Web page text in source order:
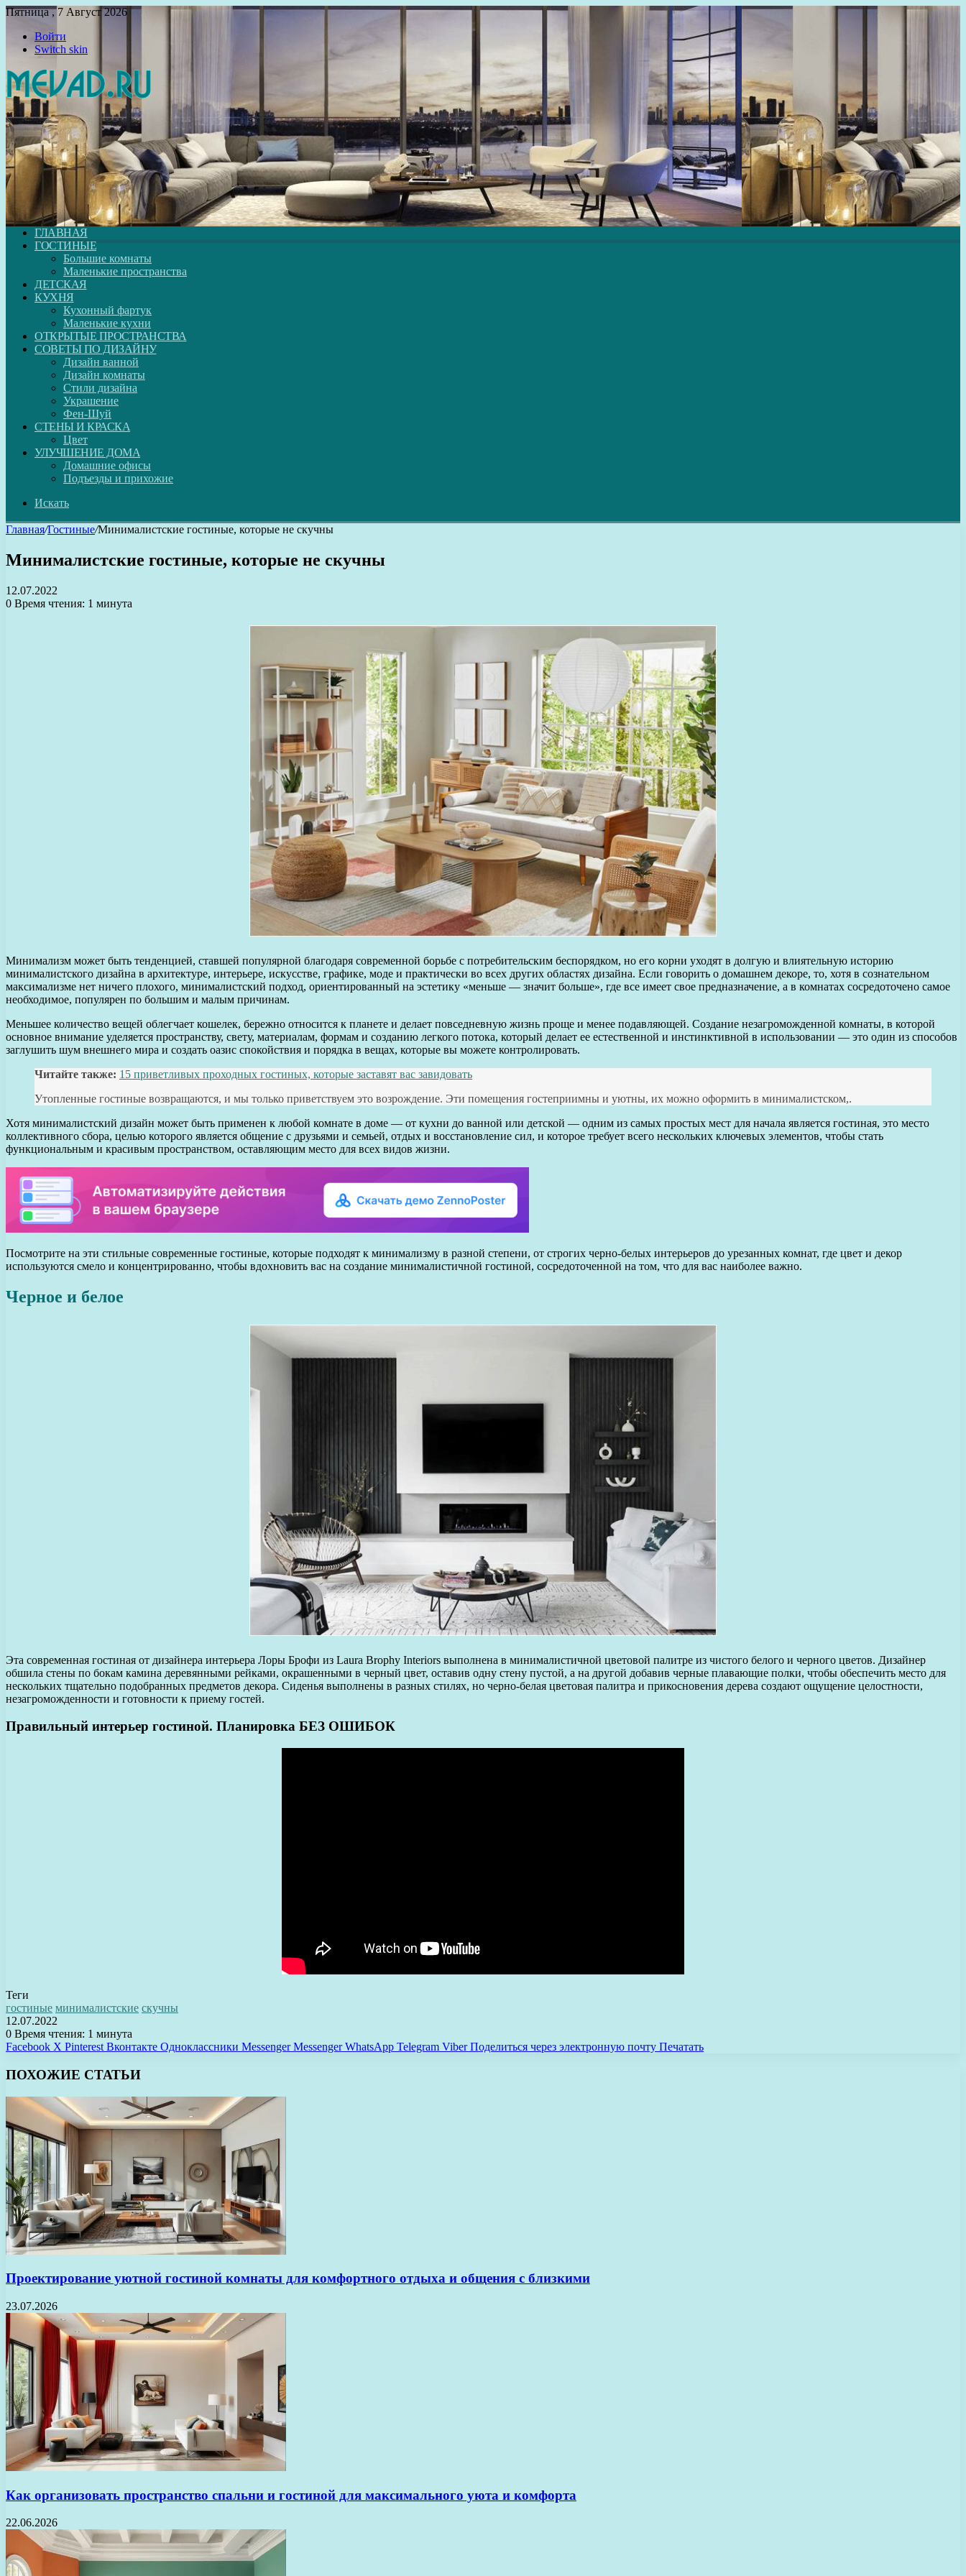
Пятница , 7 Август 2026
Войти
Switch skin
ГЛАВНАЯ
ГОСТИНЫЕ
Большие комнаты
Маленькие пространства
ДЕТСКАЯ
КУХНЯ
Кухонный фартук
Маленькие кухни
ОТКРЫТЫЕ ПРОСТРАНСТВА
СОВЕТЫ ПО ДИЗАЙНУ
Дизайн ванной
Дизайн комнаты
Стили дизайна
Украшение
Фен-Шуй
СТЕНЫ И КРАСКА
Цвет
УЛУЧШЕНИЕ ДОМА
Домашние офисы
Подъезды и прихожие
Искать
Главная/Гостиные/Минималистские гостиные, которые не скучны
Минималистские гостиные, которые не скучны
12.07.2022
0 Время чтения: 1 минута
Минимализм может быть тенденцией, ставшей популярной благодаря современной борьбе с потребительским беспорядком, но его корни уходят в долгую и влиятельную историю
минималистского дизайна в архитектуре, интерьере, искусстве, графике, моде и практически во всех других областях дизайна. Если говорить о домашнем декоре, то, хотя в сознательном
максимализме нет ничего плохого, минималистский подход, ориентированный на эстетику «меньше — значит больше», где все имеет свое предназначение, а в комнатах сосредоточено самое
необходимое, популярен по большим и малым причинам.
Меньшее количество вещей облегчает кошелек, бережно относится к планете и делает повседневную жизнь проще и менее подавляющей. Создание незагроможденной комнаты, в которой
основное внимание уделяется пространству, свету, материалам, формам и созданию легкого потока, который делает ее естественной и инстинктивной в использовании — это один из способов
заглушить шум внешнего мира и создать оазис спокойствия и порядка в вещах, которые вы можете контролировать.
Читайте также: 15 приветливых проходных гостиных, которые заставят вас завидовать
Утопленные гостиные возвращаются, и мы только приветствуем это возрождение. Эти помещения гостеприимны и уютны, их можно оформить в минималистском,.
Хотя минималистский дизайн может быть применен к любой комнате в доме — от кухни до ванной или детской — одним из самых простых мест для начала является гостиная, это место
коллективного сбора, целью которого является общение с друзьями и семьей, отдых и восстановление сил, и которое требует всего нескольких ключевых элементов, чтобы стать
функциональным и красивым пространством, оставляющим место для всех видов жизни.
Посмотрите на эти стильные современные гостиные, которые подходят к минимализму в разной степени, от строгих черно-белых интерьеров до урезанных комнат, где цвет и декор
используются смело и концентрированно, чтобы вдохновить вас на создание минималистичной гостиной, сосредоточенной на том, что для вас наиболее важно.
Черное и белое
Эта современная гостиная от дизайнера интерьера Лоры Брофи из Laura Brophy Interiors выполнена в минималистичной цветовой палитре из чистого белого и черного цветов. Дизайнер
обшила стены по бокам камина деревянными рейками, окрашенными в черный цвет, оставив одну стену пустой, а на другой добавив черные плавающие полки, чтобы обеспечить место для
нескольких тщательно подобранных предметов декора. Сиденья выполнены в разных стилях, но черно-белая цветовая палитра и прикосновения дерева создают ощущение целостности,
незагроможденности и готовности к приему гостей.
Правильный интерьер гостиной. Планировка БЕЗ ОШИБОК
Теги
гостиные минималистские скучны
12.07.2022
0 Время чтения: 1 минута
Facebook X Pinterest Вконтакте Одноклассники Messenger Messenger WhatsApp Telegram Viber Поделиться через электронную почту Печатать
ПОХОЖИЕ СТАТЬИ
Проектирование уютной гостиной комнаты для комфортного отдыха и общения с близкими
23.07.2026
Как организовать пространство спальни и гостиной для максимального уюта и комфорта
22.06.2026